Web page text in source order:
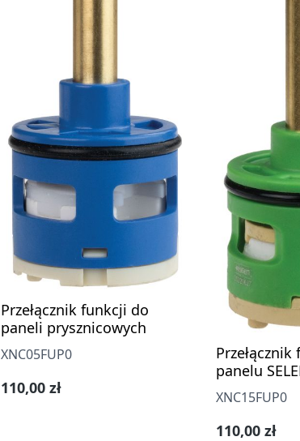
Przełącznik funkcji do
paneli prysznicowych
XNC05FUP0
Cena regularna:
110,00 zł
panelu
XNC15FUP0
Cena
110,00 zł